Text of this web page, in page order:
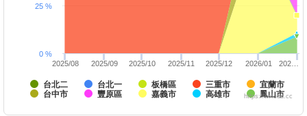
台北二 台北一 板橋區 三重市
宜蘭市
台中市
豐原區 嘉義市 高雄市 鳳山市
2025/08 2025/09 2025/10 2025/11 2025/12 2026/01 202…
0 %
25 %
https://twfood.cc